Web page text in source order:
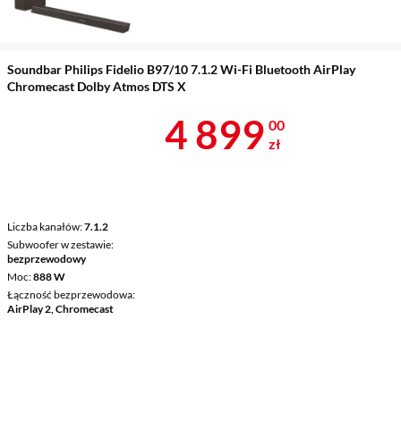
Łączność bezprzewodowa
AirPlay 2, Chromecast
Soundbar Philips Fidelio B97/10 7.1.2 Wi-Fi Bluetooth AirPlay
Chromecast Dolby Atmos DTS X
Liczba kanałów 7.1.2
Subwoofer w zestawie
bezprzewodowy
Moc 888 W
Łączność bezprzewodowa
AirPlay 2, Chromecast
Cena 4 899 zł
4 899 00
zł